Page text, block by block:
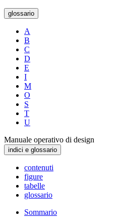
glossario
A
B
C
D
E
I
M
O
S
T
U
Manuale operativo di design
indici e glossario
contenuti
figure
tabelle
glossario
Sommario